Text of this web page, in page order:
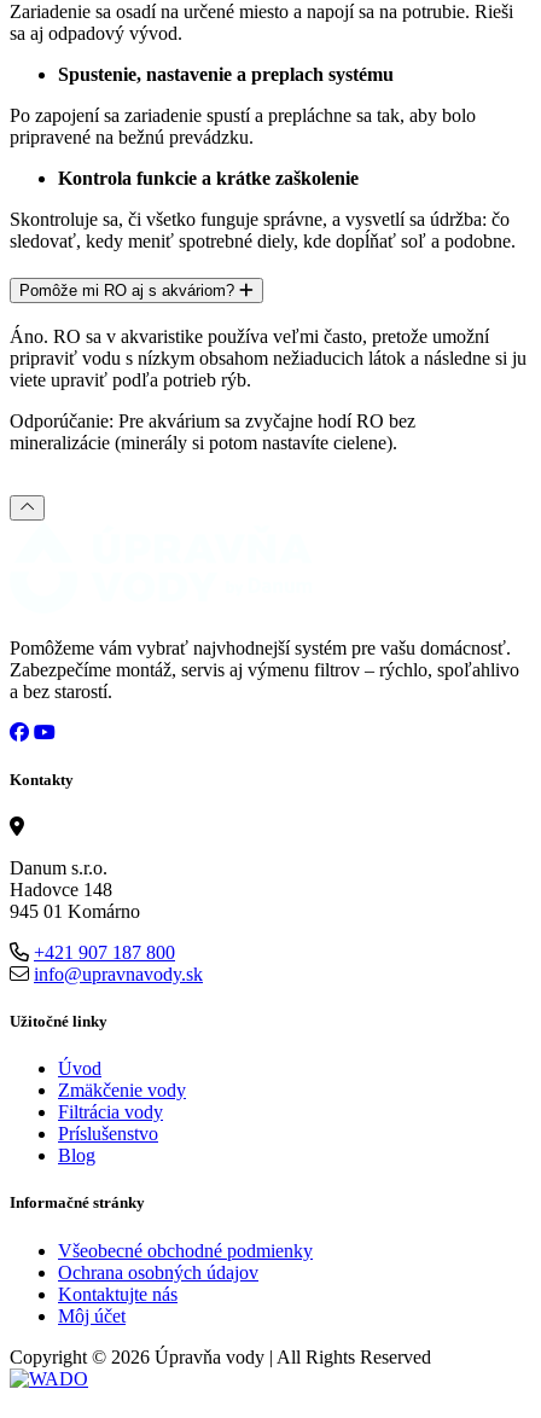
Zariadenie sa osadí na určené miesto a napojí sa na potrubie. Rieši
sa aj odpadový vývod.
Spustenie, nastavenie a preplach systému
Po zapojení sa zariadenie spustí a prepláchne sa tak, aby bolo
pripravené na bežnú prevádzku.
Kontrola funkcie a krátke zaškolenie
Skontroluje sa, či všetko funguje správne, a vysvetlí sa údržba: čo
sledovať, kedy meniť spotrebné diely, kde dopĺňať soľ a podobne.
Pomôže mi RO aj s akváriom?
Áno. RO sa v akvaristike používa veľmi často, pretože umožní
pripraviť vodu s nízkym obsahom nežiaducich látok a následne si ju
viete upraviť podľa potrieb rýb.
Odporúčanie: Pre akvárium sa zvyčajne hodí RO bez
mineralizácie (minerály si potom nastavíte cielene).
Pomôžeme vám vybrať najvhodnejší systém pre vašu domácnosť.
Zabezpečíme montáž, servis aj výmenu filtrov – rýchlo, spoľahlivo
a bez starostí.
Kontakty
Danum s.r.o.
Hadovce 148
945 01 Komárno
+421 907 187 800
info@upravnavody.sk
Užitočné linky
Úvod
Zmäkčenie vody
Filtrácia vody
Príslušenstvo
Blog
Informačné stránky
Všeobecné obchodné podmienky
Ochrana osobných údajov
Kontaktujte nás
Môj účet
Copyright © 2026 Úpravňa vody | All Rights Reserved